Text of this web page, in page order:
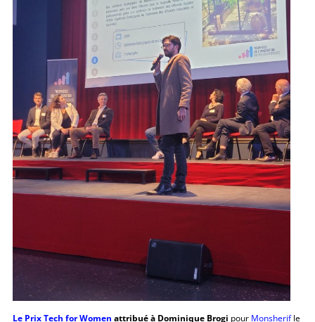
Le Prix Tech for Womenattribué à Dominique Brogi pour Monsherifle